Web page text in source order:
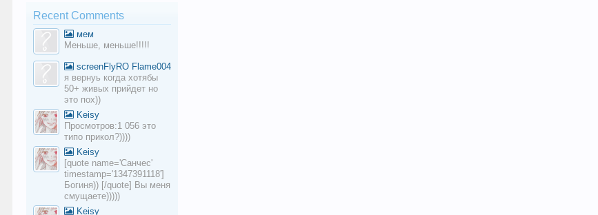
Recent Comments
мем
Меньше, меньше!!!!!
screenFlyRO Flame004
я вернуь когда хотябы
50+ живых прийдет но
это пох))
Keisy
Просмотров:1 056 это
типо прикол?))))
Keisy
[quote name='Санчес'
timestamp='1347391118']
Богиня)) [/quote] Вы меня
смущаете)))))
Keisy